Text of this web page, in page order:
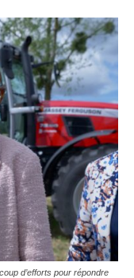
d’efforts pour répondre